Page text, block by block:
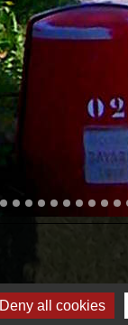
Deny all cookies